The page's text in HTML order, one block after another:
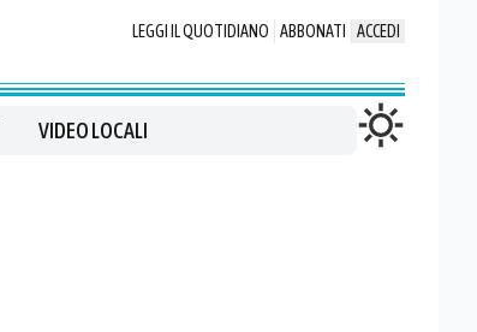
LEGGI IL QUOTIDIANO ABBONATI ACCEDI
VIDEO LOCALI